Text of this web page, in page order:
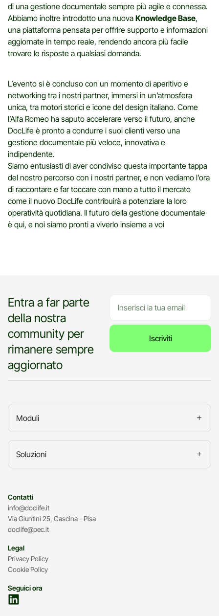
di una gestione documentale sempre più agile e connessa.
Abbiamo inoltre introdotto una nuova Knowledge Base,
una piattaforma pensata per offrire supporto e informazioni
aggiornate in tempo reale, rendendo ancora più facile
trovare le risposte a qualsiasi domanda.
L’evento si è concluso con un momento di aperitivo e
networking tra i nostri partner, immersi in un’atmosfera
unica, tra motori storici e icone del design italiano. Come
l’Alfa Romeo ha saputo accelerare verso il futuro, anche
DocLife è pronto a condurre i suoi clienti verso una
gestione documentale più veloce, innovativa e
indipendente.
Siamo entusiasti di aver condiviso questa importante tappa
del nostro percorso con i nostri partner, e non vediamo l’ora
di raccontare e far toccare con mano a tutto il mercato
come il nuovo DocLife contribuirà a potenziare la loro
operatività quotidiana. Il futuro della gestione documentale
è qui, e noi siamo pronti a viverlo insieme a voi
Entra a far parte
della nostra
community per
rimanere sempre
aggiornato
Iscriviti
Moduli
Soluzioni
Contatti
info@doclife.it
Via Giuntini 25, Cascina - Pisa
doclife@pec.it
Legal
Privacy Policy
Cookie Policy
Seguici ora